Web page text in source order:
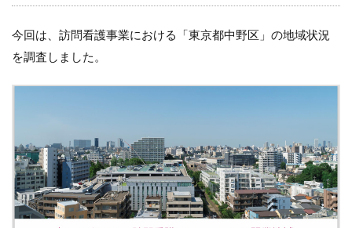
域状
調査
資料
でわ
かる
こと
2
今回は、訪問看護事業における「東京都中野区」の地域状況
を調査しました。